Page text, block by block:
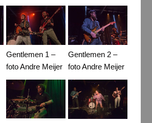
Gentlemen 1 –
foto Andre Meijer
Gentlemen 2 –
foto Andre Meijer